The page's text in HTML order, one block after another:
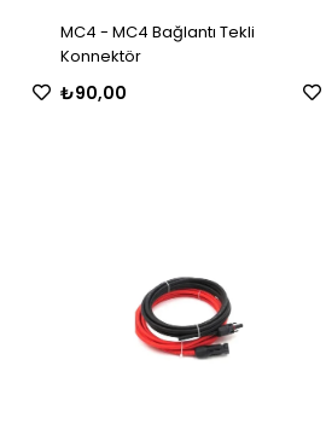
MC4 - MC4 Bağlantı Tekli
Konnektör
₺90,00